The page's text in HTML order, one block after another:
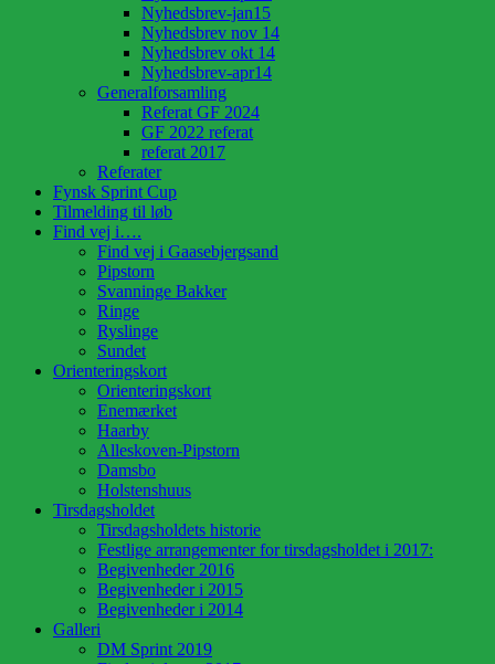
Nyhedsbrev-jan15
Nyhedsbrev nov 14
Nyhedsbrev okt 14
Nyhedsbrev-apr14
Generalforsamling
Referat GF 2024
GF 2022 referat
referat 2017
Referater
Fynsk Sprint Cup
Tilmelding til løb
Find vej i….
Find vej i Gaasebjergsand
Pipstorn
Svanninge Bakker
Ringe
Ryslinge
Sundet
Orienteringskort
Orienteringskort
Enemærket
Haarby
Alleskoven-Pipstorn
Damsbo
Holstenshuus
Tirsdagsholdet
Tirsdagsholdets historie
Festlige arrangementer for tirsdagsholdet i 2017:
Begivenheder 2016
Begivenheder i 2015
Begivenheder i 2014
Galleri
DM Sprint 2019